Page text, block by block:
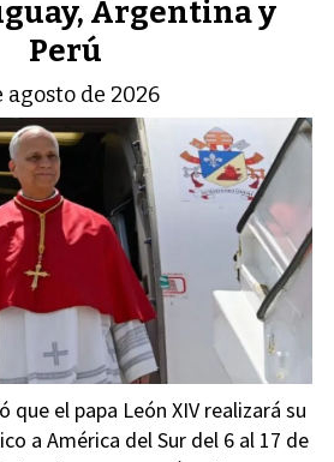
Argentina y
Perú
agosto de 2026
que el papa León XIV realizará su
a América del Sur del 6 al 17 de